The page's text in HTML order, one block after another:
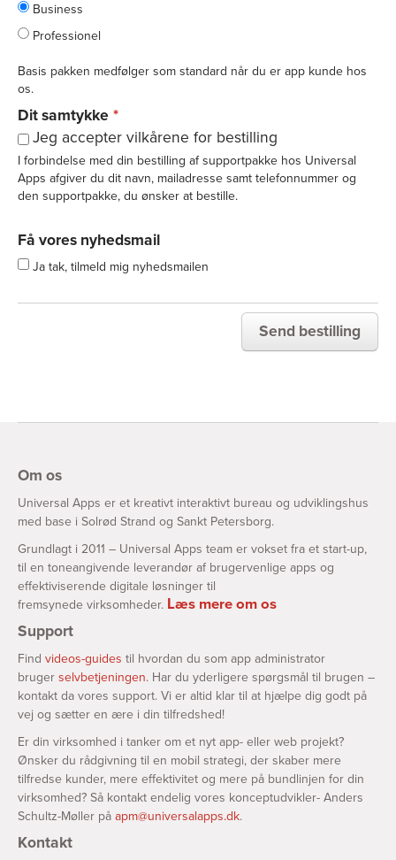
Business
Professionel
Basis pakken medfølger som standard når du er app kunde hos
os.
Dit samtykke *
Jeg accepter vilkårene for bestilling
I forbindelse med din bestilling af supportpakke hos Universal
Apps afgiver du dit navn, mailadresse samt telefonnummer og
den supportpakke, du ønsker at bestille.
Informationerne bruger vi til at oprette din bestilling i systemet, og
disse videregives ikke til tredjeparter. Vi henviser i øvrigt til
gældende vilkår for bestilling af supportpakker, som er vedhæftet
Få vores nyhedsmail
Ja tak, tilmeld mig nyhedsmailen
Om os
Universal Apps er et kreativt interaktivt bureau og udviklingshus
med base i Solrød Strand og Sankt Petersborg.
Grundlagt i 2011 – Universal Apps team er vokset fra et start-up,
til en toneangivende leverandør af brugervenlige apps og
effektiviserende digitale løsninger til
fremsynede virksomheder. Læs mere om os
Support
Find videos-guides til hvordan du som app administrator
bruger selvbetjeningen. Har du yderligere spørgsmål til brugen –
kontakt da vores support. Vi er altid klar til at hjælpe dig godt på
vej og sætter en ære i din tilfredshed!
Er din virksomhed i tanker om et nyt app- eller web projekt?
Ønsker du rådgivning til en mobil strategi, der skaber mere
tilfredse kunder, mere effektivitet og mere på bundlinjen for din
virksomhed? Så kontakt endelig vores konceptudvikler- Anders
Schultz-Møller på apm@universalapps.dk.
Kontakt